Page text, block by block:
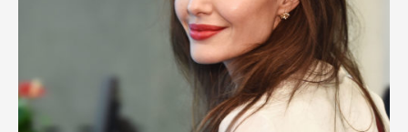
Тэрээр Marvel-ийн шинэ цувралд дүр авсны …